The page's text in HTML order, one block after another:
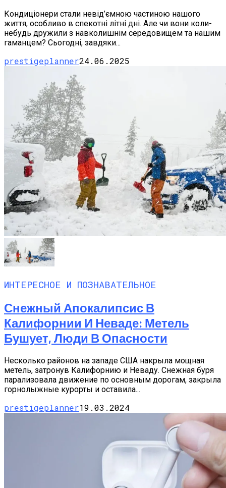
Кондиціонери стали невід’ємною частиною нашого
життя, особливо в спекотні літні дні. Але чи вони коли-
небудь дружили з навколишнім середовищем та нашим
гаманцем? Сьогодні, завдяки...
prestigeplanner24.06.2025
ИНТЕРЕСНОЕ И ПОЗНАВАТЕЛЬНОЕ
Снежный Апокалипсис В
Калифорнии И Неваде: Метель
Бушует, Люди В Опасности
Несколько районов на западе США накрыла мощная
метель, затронув Калифорнию и Неваду. Снежная буря
парализовала движение по основным дорогам, закрыла
горнолыжные курорты и оставила...
prestigeplanner19.03.2024